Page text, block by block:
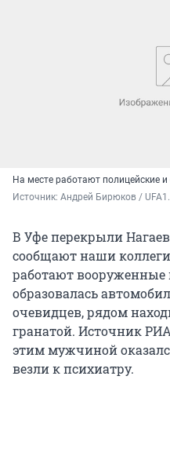
На месте работают полицейские
Источник: Андрей Бирюков /
В Уфе перекрыли
сообщают наши коллеги
работают вооруженные
образовалась
очевидцев, рядом
гранатой. Источник
этим мужчиной
везли к психиатру.